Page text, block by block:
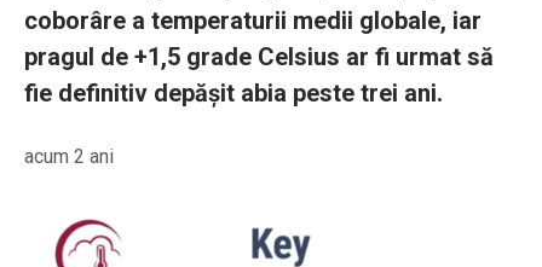
coborâre a temperaturii medii globale, iar
pragul de +1,5 grade Celsius ar fi urmat să
fie definitiv depășit abia peste trei ani.
acum 2 ani